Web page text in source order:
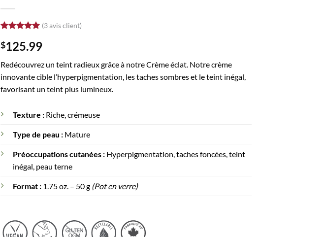
5 basé sur
notations
client
(3avis client)
$125.99
Redécouvrez un teint radieux grâce à notre Crème éclat. Notre crème
innovante cible l’hyperpigmentation, les taches sombres et le teint inégal,
favorisant un teint plus lumineux.
Texture : Riche, crémeuse
Type de peau : Mature
Préoccupations cutanées : Hyperpigmentation, taches foncées, teint
inégal, peau terne
Format : 1.75 oz. – 50 g (Pot en verre)